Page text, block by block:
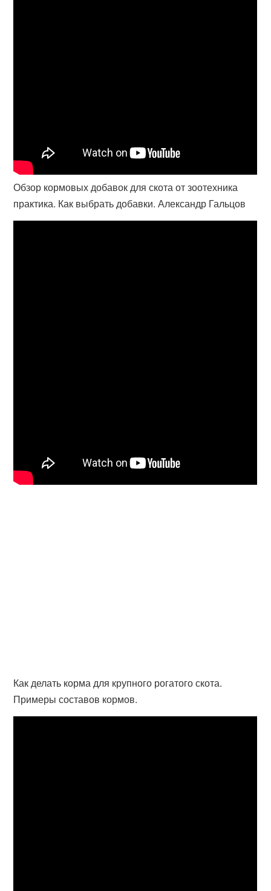
Обзор кормовых добавок для скота от зоотехника
практика. Как выбрать добавки. Александр Гальцов
Как делать корма для крупного рогатого скота.
Примеры составов кормов.